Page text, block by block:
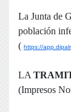
La Junta de
población
( https://
LA
(Impresos